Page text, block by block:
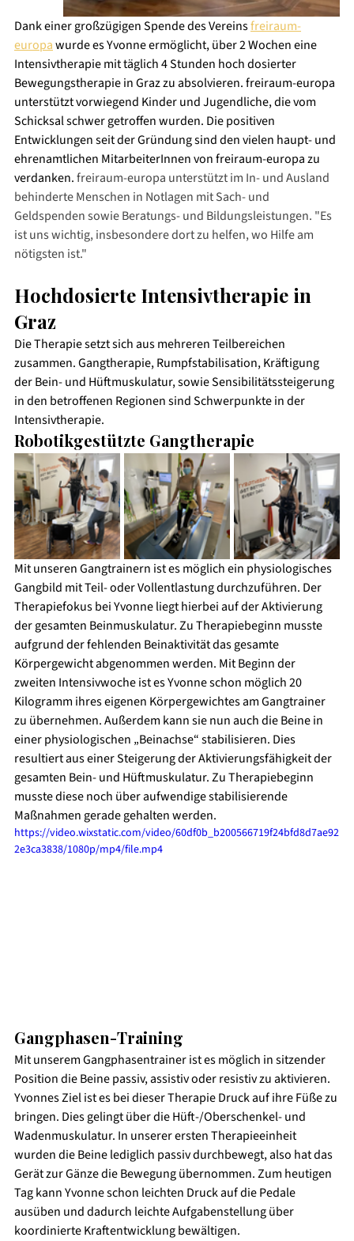
Dank einer großzügigen Spende des Vereins freiraum-
europa wurde es Yvonne ermöglicht, über 2 Wochen eine
Intensivtherapie mit täglich 4 Stunden hoch dosierter
Bewegungstherapie in Graz zu absolvieren. freiraum-europa
unterstützt vorwiegend Kinder und Jugendliche, die vom
Schicksal schwer getroffen wurden. Die positiven
Entwicklungen seit der Gründung sind den vielen haupt- und
ehrenamtlichen MitarbeiterInnen von freiraum-europa zu
verdanken. freiraum-europa unterstützt im In- und Ausland
behinderte Menschen in Notlagen mit Sach- und
Geldspenden sowie Beratungs- und Bildungsleistungen. "Es
ist uns wichtig, insbesondere dort zu helfen, wo Hilfe am
nötigsten ist."
Hochdosierte Intensivtherapie in
Graz
Die Therapie setzt sich aus mehreren Teilbereichen
zusammen. Gangtherapie, Rumpfstabilisation, Kräftigung
der Bein- und Hüftmuskulatur, sowie Sensibilitätssteigerung
in den betroffenen Regionen sind Schwerpunkte in der
Intensivtherapie.
Robotikgestützte Gangtherapie
Mit unseren Gangtrainern ist es möglich ein physiologisches
Gangbild mit Teil- oder Vollentlastung durchzuführen. Der
Therapiefokus bei Yvonne liegt hierbei auf der Aktivierung
der gesamten Beinmuskulatur. Zu Therapiebeginn musste
aufgrund der fehlenden Beinaktivität das gesamte
Körpergewicht abgenommen werden. Mit Beginn der
zweiten Intensivwoche ist es Yvonne schon möglich 20
Kilogramm ihres eigenen Körpergewichtes am Gangtrainer
zu übernehmen. Außerdem kann sie nun auch die Beine in
einer physiologischen „Beinachse“ stabilisieren. Dies
resultiert aus einer Steigerung der Aktivierungsfähigkeit der
gesamten Bein- und Hüftmuskulatur. Zu Therapiebeginn
musste diese noch über aufwendige stabilisierende
Maßnahmen gerade gehalten werden.
https://video.wixstatic.com/video/60df0b_b200566719f24bfd8d7ae92
2e3ca3838/1080p/mp4/file.mp4
Gangphasen-Training
Mit unserem Gangphasentrainer ist es möglich in sitzender
Position die Beine passiv, assistiv oder resistiv zu aktivieren.
Yvonnes Ziel ist es bei dieser Therapie Druck auf ihre Füße zu
bringen. Dies gelingt über die Hüft-/Oberschenkel- und
Wadenmuskulatur. In unserer ersten Therapieeinheit
wurden die Beine lediglich passiv durchbewegt, also hat das
Gerät zur Gänze die Bewegung übernommen. Zum heutigen
Tag kann Yvonne schon leichten Druck auf die Pedale
ausüben und dadurch leichte Aufgabenstellung über
koordinierte Kraftentwicklung bewältigen.